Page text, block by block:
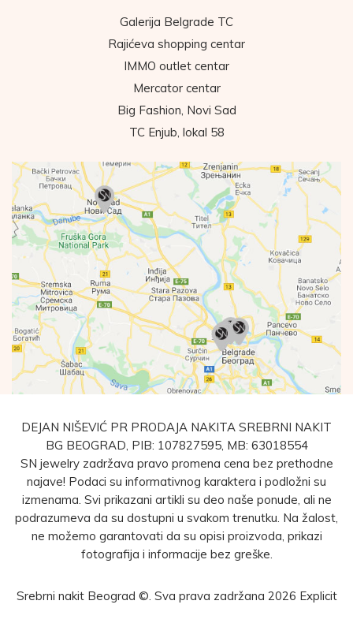
Galerija Belgrade TC
Rajićeva shopping centar
IMMO outlet centar
Mercator centar
Big Fashion, Novi Sad
TC Enjub, lokal 58
DEJAN NIŠEVIĆ PR PRODAJA NAKITA SREBRNI NAKIT
BG BEOGRAD, PIB: 107827595, MB: 63018554
SN jewelry zadržava pravo promena cena bez prethodne
najave! Podaci su informativnog karaktera i podložni su
izmenama. Svi prikazani artikli su deo naše ponude, ali ne
podrazumeva da su dostupni u svakom trenutku. Na žalost,
ne možemo garantovati da su opisi proizvoda, prikazi
fotografija i informacije bez greške.
Srebrni nakit Beograd ©. Sva prava zadržana 2026 Explicit